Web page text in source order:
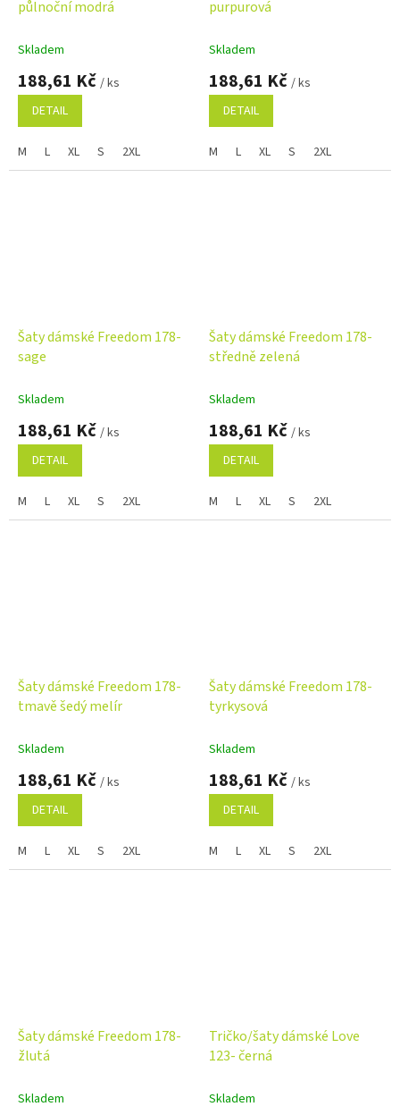
půlnoční modrá
Skladem
188,61 Kč / ks
DETAIL
M L XL S 2XL
purpurová
Skladem
188,61 Kč / ks
DETAIL
M L XL S 2XL
Šaty dámské Freedom 178-
sage
Skladem
188,61 Kč / ks
DETAIL
M L XL S 2XL
Šaty dámské Freedom 178-
středně zelená
Skladem
188,61 Kč / ks
DETAIL
M L XL S 2XL
Šaty dámské Freedom 178-
tmavě šedý melír
Skladem
188,61 Kč / ks
DETAIL
M L XL S 2XL
Šaty dámské Freedom 178-
tyrkysová
Skladem
188,61 Kč / ks
DETAIL
M L XL S 2XL
Šaty dámské Freedom 178-
žlutá
Skladem
Tričko/šaty dámské Love
123- černá
Skladem